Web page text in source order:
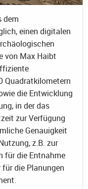
dem
einen digitalen
von Max Haibt
Quadratkilometern
die Entwicklung
in der das
zur Verfügung
Genauigkeit
z.B. zur
für die Entnahme
für die Planungen